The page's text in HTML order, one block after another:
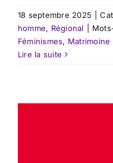
18 septembre 2025
homme, Régional
Féminismes, Matrimoine
Lire la suite